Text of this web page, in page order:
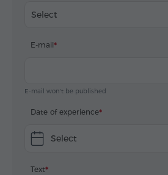
Select
E-mail
E-mail won't be published
Date of experience
Select
Text